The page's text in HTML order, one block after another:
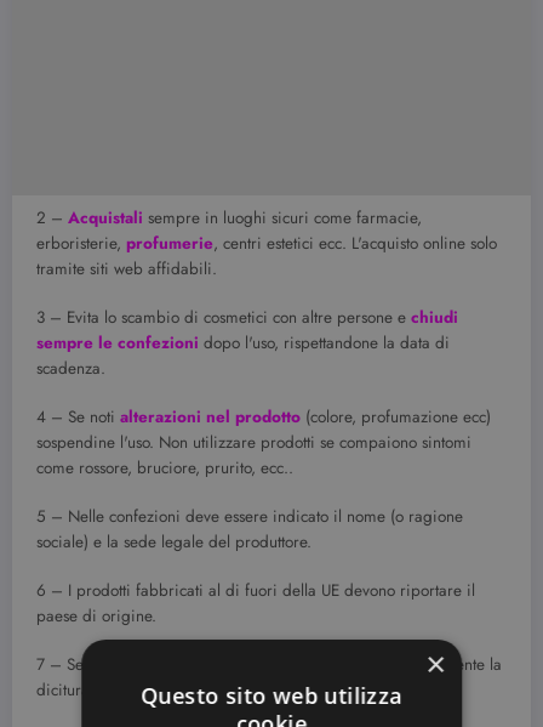
2 – Acquistali sempre in luoghi sicuri come farmacie,
erboristerie, profumerie, centri estetici ecc. L'acquisto online solo
tramite siti web affidabili.
3 – Evita lo scambio di cosmetici con altre persone e chiudi
sempre le confezioni dopo l'uso, rispettandone la data di
scadenza.
4 – Se noti alterazioni nel prodotto (colore, profumazione ecc)
sospendine l'uso. Non utilizzare prodotti se compaiono sintomi
come rossore, bruciore, prurito, ecc..
5 – Nelle confezioni deve essere indicato il nome (o ragione
sociale) e la sede legale del produttore.
6 – I prodotti fabbricati al di fuori della UE devono riportare il
paese di origine.
7 – Se la data di scadenza è inferiore ai 30 mesi, sarà presente la
dicitura “Consumare preferibilmente entro il…”
×
Questo sito web utilizza